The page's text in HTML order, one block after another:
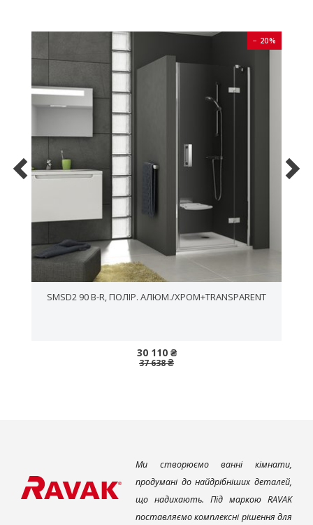
− 20%
SMSD2 90 B-R, ПОЛІР. АЛЮМ./ХРОМ+TRANSPARENT
30 110 ₴
37 638 ₴
Ми створюємо ванні кімнати,
продумані до найдрібніших деталей,
що надихають. Під маркою RAVAK
поставляємо комплексні рішення для